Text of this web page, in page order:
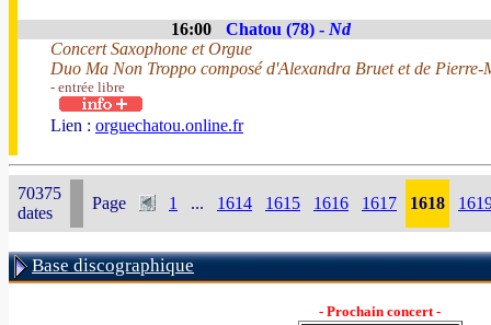
16:00 Chatou (78) - Nd
Concert Saxophone et Orgue
Duo Ma Non Troppo composé d'Alexandra Bruet et de Pierre-
- entrée libre
Lien : orguechatou.online.fr
70375
dates
Page 1 ... 1614 1615 1616 1617 1618
Base discographique
- Prochain concert -